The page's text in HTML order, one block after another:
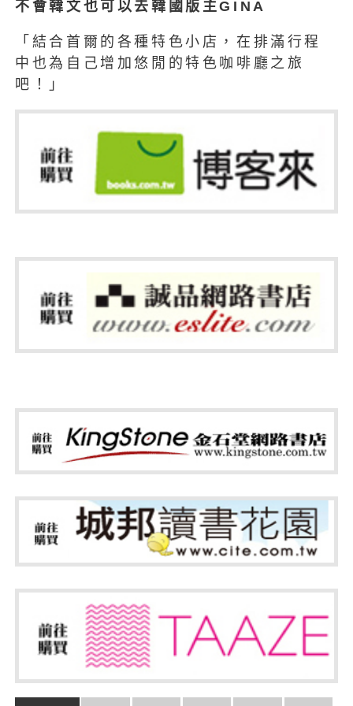
不會韓文也可以去韓國版主GINA
「結合首爾的各種特色小店，在排滿行程
中也為自己增加悠閒的特色咖啡廳之旅
吧！」